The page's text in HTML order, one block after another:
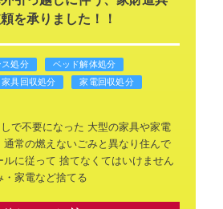
を承りました！！
ス処分
ベッド解体処分
家具回収処分
家電回収処分
で不要になった 大型の家具や家電
通常の燃えないごみと異なり住んで
ルに従って 捨てなくてはいけません
家電など捨てる